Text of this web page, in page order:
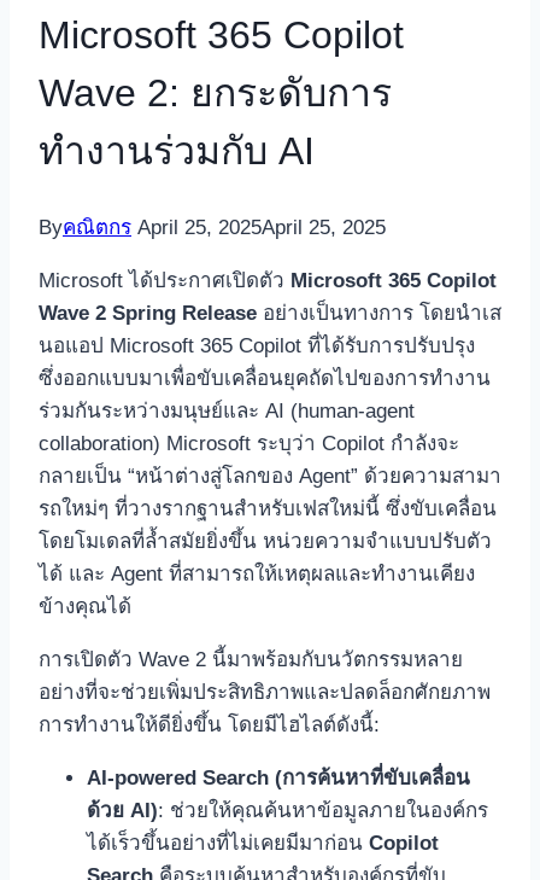
Microsoft 365 Copilot
Wave 2: ยกระดับการ
ทำงานร่วมกับ AI
Byคณิตกร April 25, 2025April 25, 2025
Microsoft ได้ประกาศเปิดตัว Microsoft 365 Copilot
Wave 2 Spring Release อย่างเป็นทางการ โดยนำเส
นอแอป Microsoft 365 Copilot ที่ได้รับการปรับปรุง
ซึ่งออกแบบมาเพื่อขับเคลื่อนยุคถัดไปของการทำงาน
ร่วมกันระหว่างมนุษย์และ AI (human-agent
collaboration) Microsoft ระบุว่า Copilot กำลังจะ
กลายเป็น “หน้าต่างสู่โลกของ Agent” ด้วยความสามา
รถใหม่ๆ ที่วางรากฐานสำหรับเฟสใหม่นี้ ซึ่งขับเคลื่อน
โดยโมเดลที่ล้ำสมัยยิ่งขึ้น หน่วยความจำแบบปรับตัว
ได้ และ Agent ที่สามารถให้เหตุผลและทำงานเคียง
ข้างคุณได้
การเปิดตัว Wave 2 นี้มาพร้อมกับนวัตกรรมหลาย
อย่างที่จะช่วยเพิ่มประสิทธิภาพและปลดล็อกศักยภาพ
การทำงานให้ดียิ่งขึ้น โดยมีไฮไลต์ดังนี้:
AI-powered Search (การค้นหาที่ขับเคลื่อน
ด้วย AI): ช่วยให้คุณค้นหาข้อมูลภายในองค์กร
ได้เร็วขึ้นอย่างที่ไม่เคยมีมาก่อน Copilot